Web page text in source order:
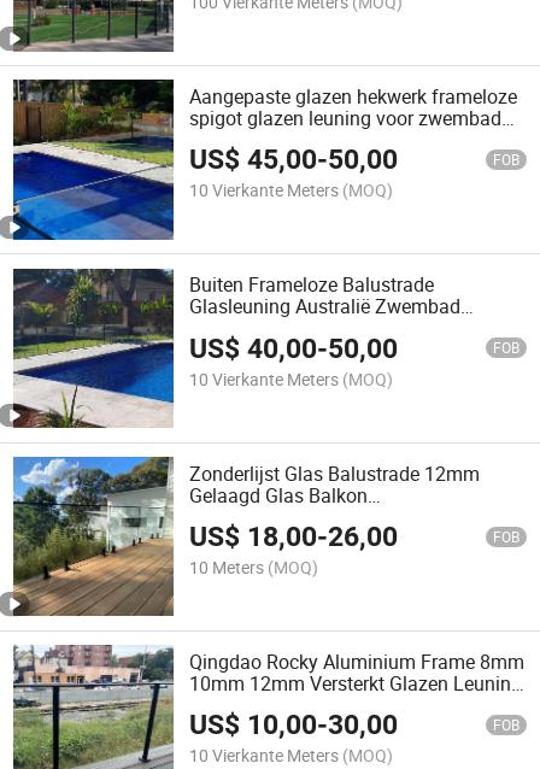
Aangepaste glazen hekwerk frameloze
spigot glazen leuning voor zwembad
buiten
US$45,00-50,00 FOB
10 Vierkante Meters (MOQ)
Buiten Frameloze Balustrade
Glasleuning Australië Zwembad
US$40,00-50,00 FOB
10 Vierkante Meters (MOQ)
Zonderlijst Glas Balustrade 12mm
Gelaagd Glas Balkon
Leuningenystemen
US$ 18,00-26,00 FOB
10 Meters (MOQ)
Qingdao Rocky Aluminium Frame 8mm
10mm 12mm Versterkt Glazen Leuning
Systeem
US$ 10,00-30,00 FOB
10 Vierkante Meters (MOQ)